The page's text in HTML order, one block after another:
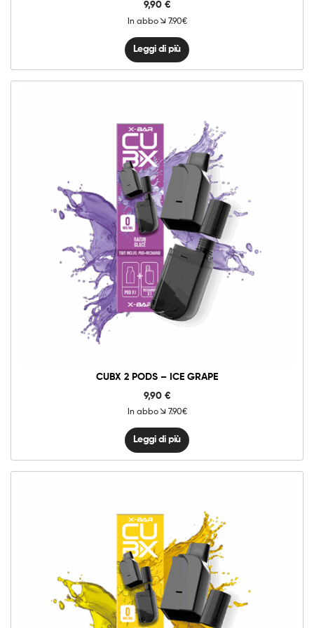
9,90 €
In abbo 7.90€
Leggi di più
CUBX 2 PODS – ICE GRAPE
9,90 €
In abbo 7.90€
Leggi di più